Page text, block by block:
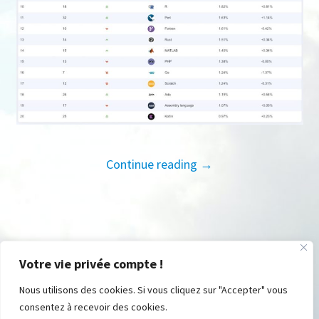
Votre vie privée compte !
Nous utilisons des cookies. Si vous cliquez sur "Accepter" vous
consentez à recevoir des cookies.
Continue reading →